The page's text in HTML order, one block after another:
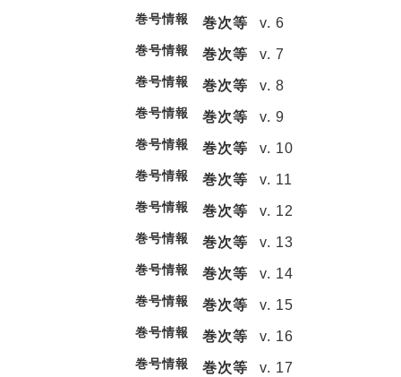
巻号情報 巻次等 v. 6
巻号情報 巻次等 v. 7
巻号情報 巻次等 v. 8
巻号情報 巻次等 v. 9
巻号情報 巻次等 v. 10
巻号情報 巻次等 v. 11
巻号情報 巻次等 v. 12
巻号情報 巻次等 v. 13
巻号情報 巻次等 v. 14
巻号情報 巻次等 v. 15
巻号情報 巻次等 v. 16
巻号情報 巻次等 v. 17